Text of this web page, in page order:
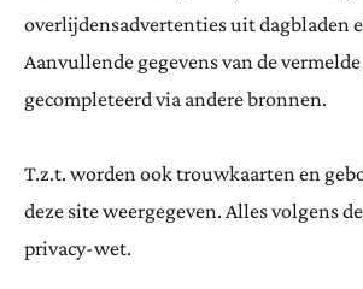
overlijdensadvertenties uit dagbladen
Aanvullende gegevens van de
gecompleteerd via andere bronnen.
T.z.t. worden ook trouwkaarten en
deze site weergegeven. Alles volgens
privacy-wet.